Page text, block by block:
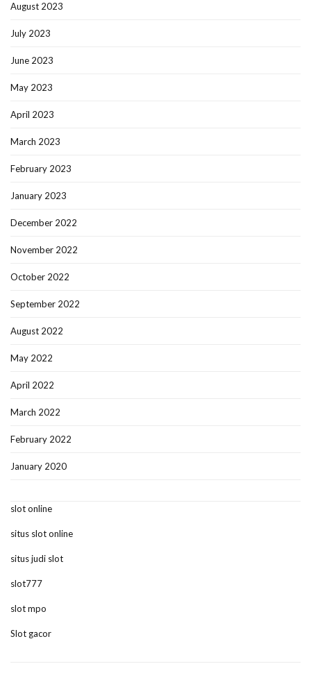
August 2023
July 2023
June 2023
May 2023
April 2023
March 2023
February 2023
January 2023
December 2022
November 2022
October 2022
September 2022
August 2022
May 2022
April 2022
March 2022
February 2022
January 2020
slot online
situs slot online
situs judi slot
slot777
slot mpo
Slot gacor